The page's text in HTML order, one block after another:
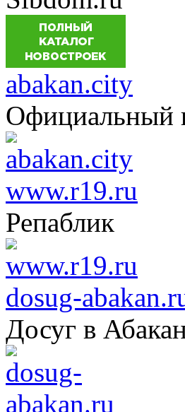
abakan.city
Официальный
www.r19.ru
Репаблик
dosug-
Досуг в